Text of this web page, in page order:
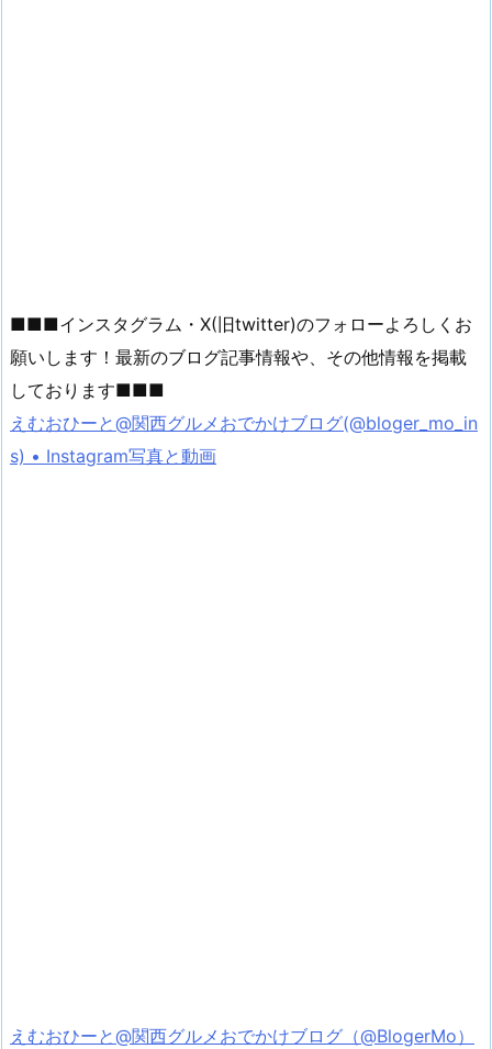
■■■インスタグラム・X(旧twitter)のフォローよろしくお
願いします！最新のブログ記事情報や、その他情報を掲載
しております■■■
えむおひーと@関西グルメおでかけブログ(@bloger_mo_in
s) • Instagram写真と動画
えむおひーと@関西グルメおでかけブログ（@BlogerMo）